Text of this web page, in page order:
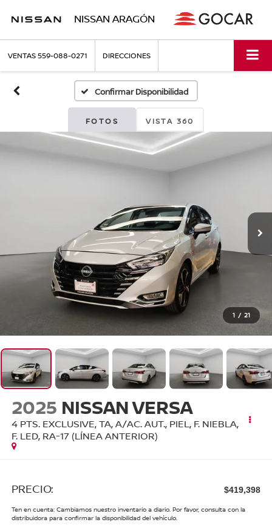
NISSAN ARAGÓN
VENTAS559-088-0271 DIRECCIONES
Confirmar Disponibilidad
FOTOS VISTA 360
1 / 21
2025 NISSAN VERSA
4 PTS. EXCLUSIVE, TA, A/AC. AUT., PIEL, F. NIEBLA,
F. LED, RA-17 (LÍNEA ANTERIOR)
PRECIO: $419,398
Ten en cuenta: Cambiamos nuestro inventario a diario. Por favor, consulta con la
distribuidora para confirmar la disponibilidad del vehículo.